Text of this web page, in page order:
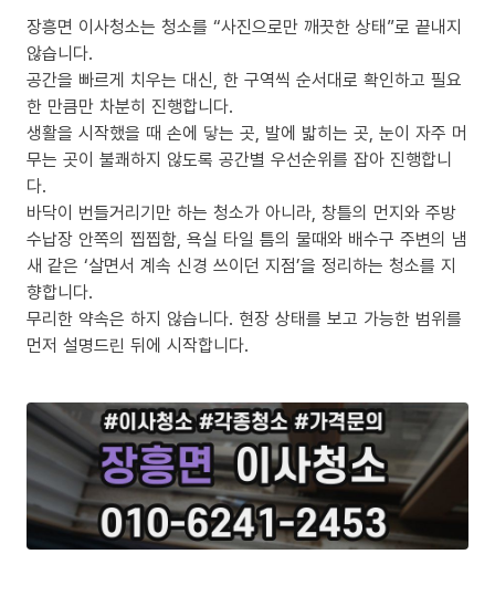
장흥면 이사청소는 청소를 “사진으로만 깨끗한 상태”로 끝내지
않습니다.
공간을 빠르게 치우는 대신, 한 구역씩 순서대로 확인하고 필요
한 만큼만 차분히 진행합니다.
생활을 시작했을 때 손에 닿는 곳, 발에 밟히는 곳, 눈이 자주 머
무는 곳이 불쾌하지 않도록 공간별 우선순위를 잡아 진행합니
다.
바닥이 번들거리기만 하는 청소가 아니라, 창틀의 먼지와 주방
수납장 안쪽의 찝찝함, 욕실 타일 틈의 물때와 배수구 주변의 냄
새 같은 ‘살면서 계속 신경 쓰이던 지점’을 정리하는 청소를 지
향합니다.
무리한 약속은 하지 않습니다. 현장 상태를 보고 가능한 범위를
먼저 설명드린 뒤에 시작합니다.